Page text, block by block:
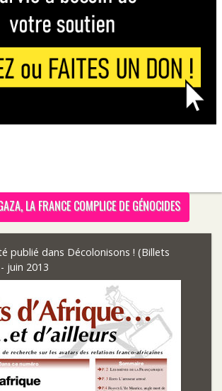
LA FRANCE COMPLICE DE GÉNOCIDES
publié dans Décolonisons ! (Billets
juin 2013